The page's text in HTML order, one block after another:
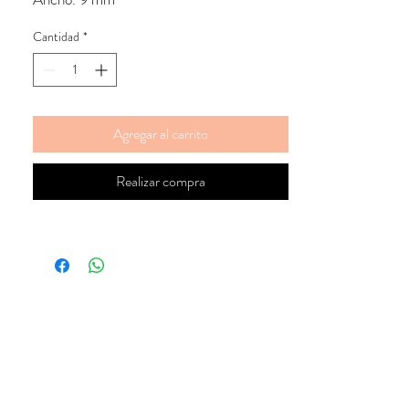
Cantidad *
Agregar al carrito
Realizar compra